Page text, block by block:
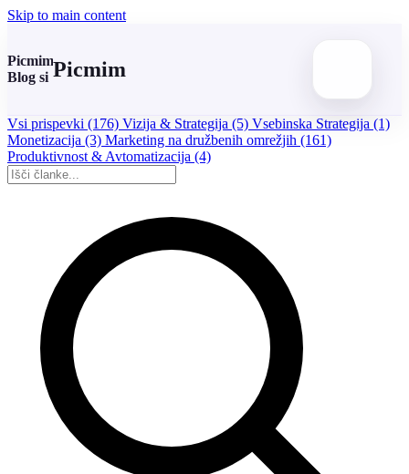
Skip to main content
Picmim
Blog si Picmim
Vsi prispevki (176) Vizija & Strategija (5) Vsebinska Strategija (1)
Monetizacija (3) Marketing na družbenih omrežjih (161)
Produktivnost & Avtomatizacija (4)